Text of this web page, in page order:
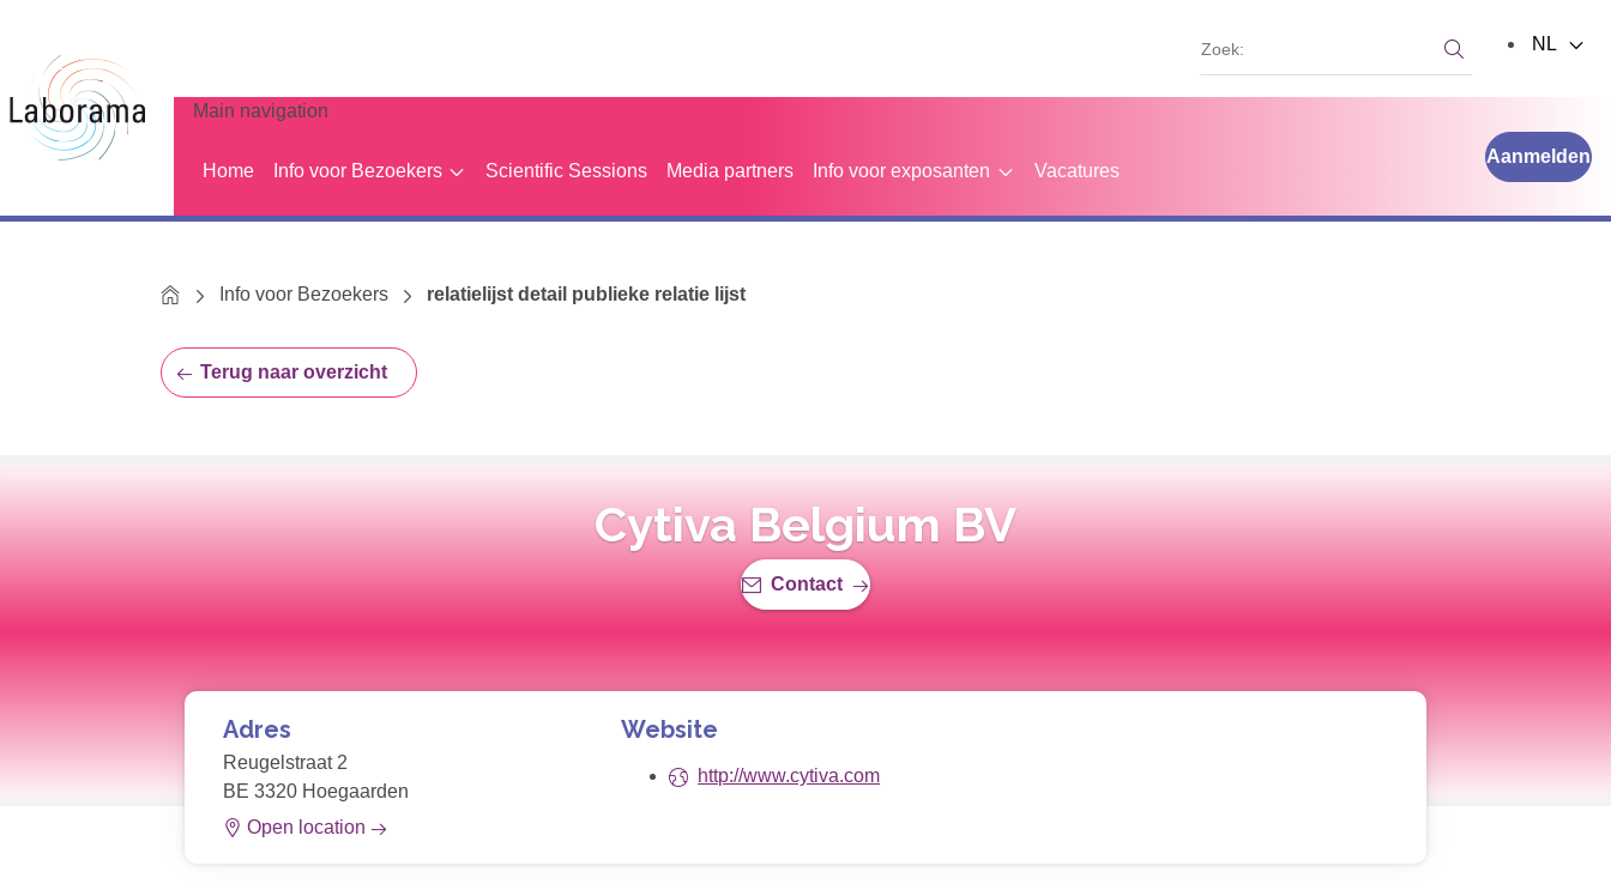
Main navigation
Home Info voor Bezoekers Scientific Sessions Media partners Info voor exposanten Vacatures
Aanmelden
Zoek:
NL
HomeInfo voor Bezoekers relatielijst detail publieke relatie lijst
Terug naar overzicht
Cytiva Belgium BV
Contact
Adres
Reugelstraat 2
BE 3320 Hoegaarden
Open location
Website
http://www.cytiva.com